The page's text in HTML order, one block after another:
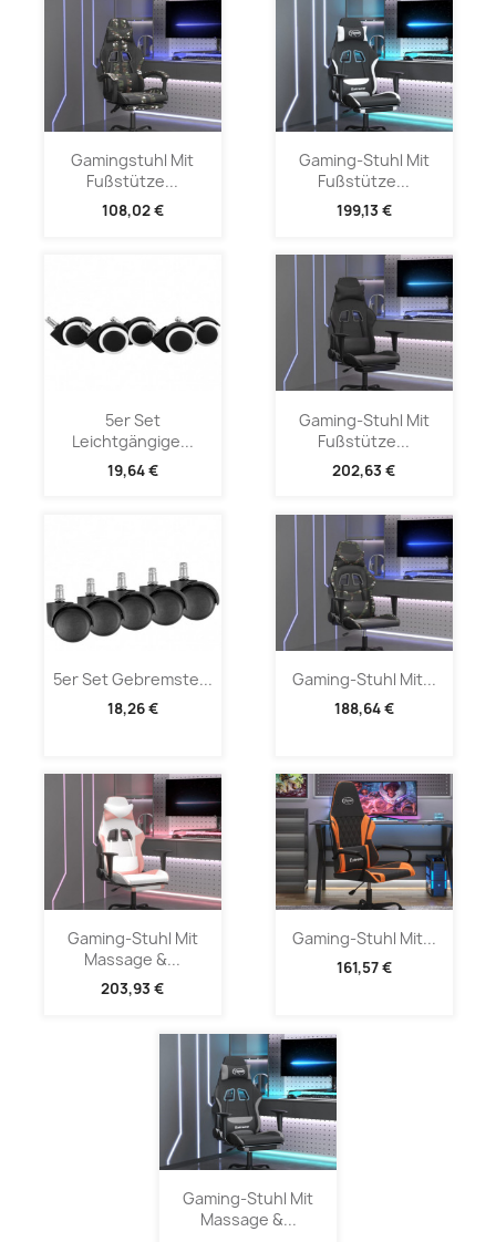
Gamingstuhl Mit
Fußstütze...
108,02 €
Gaming-Stuhl Mit
Fußstütze...
199,13 €
5er Set
Leichtgängige...
19,64 €
Gaming-Stuhl Mit
Fußstütze...
202,63 €
5er Set Gebremste...
18,26 €
Gaming-Stuhl Mit...
188,64 €
Gaming-Stuhl Mit
Massage &...
203,93 €
Gaming-Stuhl Mit...
161,57 €
Gaming-Stuhl Mit
Massage &...